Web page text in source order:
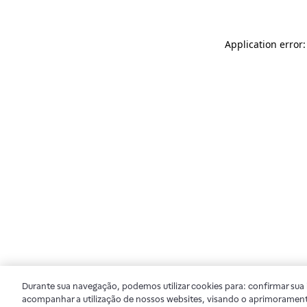
Application
Durante sua navegação, podemos utilizar cookies para: confirmar
acompanhar a utilização de nossos websites, visando o